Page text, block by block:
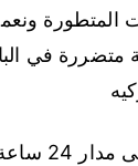
المتطورة
متضررة في
خدمة مميزة